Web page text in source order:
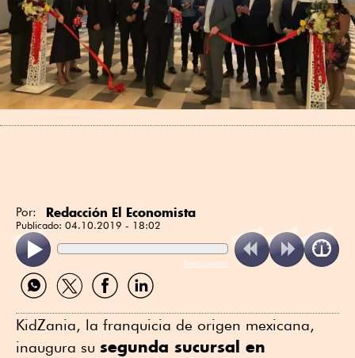
Por: Redacción El Economista
Publicado: 04.10.2019 - 18:02
ReadSpeaker
Compartir
por
Compartir
por
Compartir
por
Compartir
por
KidZania, la franquicia de origen mexicana,
inaugura su segunda sucursal en